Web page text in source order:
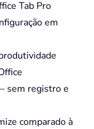
Tab Pro
em
sem registro e
comparado à